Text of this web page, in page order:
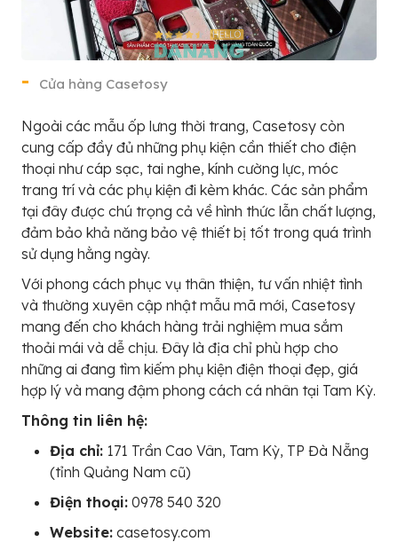
Cửa hàng Casetosy
Ngoài các mẫu ốp lưng thời trang, Casetosy còn
cung cấp đầy đủ những phụ kiện cần thiết cho điện
thoại như cáp sạc, tai nghe, kính cường lực, móc
trang trí và các phụ kiện đi kèm khác. Các sản phẩm
tại đây được chú trọng cả về hình thức lẫn chất lượng,
đảm bảo khả năng bảo vệ thiết bị tốt trong quá trình
sử dụng hằng ngày.
Với phong cách phục vụ thân thiện, tư vấn nhiệt tình
và thường xuyên cập nhật mẫu mã mới, Casetosy
mang đến cho khách hàng trải nghiệm mua sắm
thoải mái và dễ chịu. Đây là địa chỉ phù hợp cho
những ai đang tìm kiếm phụ kiện điện thoại đẹp, giá
hợp lý và mang đậm phong cách cá nhân tại Tam Kỳ.
Thông tin liên hệ:
Địa chỉ: 171 Trần Cao Vân, Tam Kỳ, TP Đà Nẵng
(tỉnh Quảng Nam cũ)
Điện thoại: 0978 540 320
Website: casetosy.com